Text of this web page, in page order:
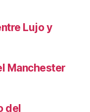
Lujo y
Manchester
del